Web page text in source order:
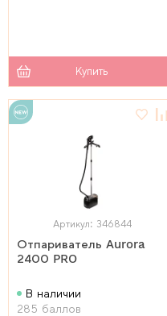
Купить
Артикул: 346844
Отпариватель Aurora
2400 PRO
В наличии
285 баллов